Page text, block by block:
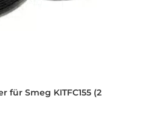
für Smeg KITFC155 (2